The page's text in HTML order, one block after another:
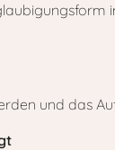
und das